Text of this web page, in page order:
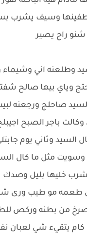
تطفينها وسيف يشرب
راح يصير
وطلعنه اني وشيماء
وياي بيها صالح
صاحلج ورجعنه
باجر الصبح
وثاني يوم
وسويت مثل ما كال
خليها بليل
طعمه مو طيب ورى
من بطنه وركص
يتقيء شي لعبان